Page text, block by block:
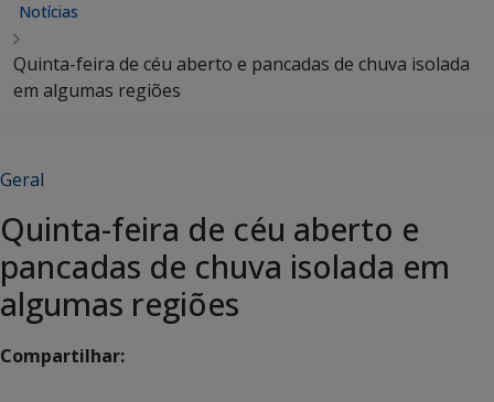
Notícias
Quinta-feira de céu aberto e pancadas de chuva isolada
em algumas regiões
Geral
Quinta-feira de céu aberto e
pancadas de chuva isolada em
algumas regiões
Compartilhar: